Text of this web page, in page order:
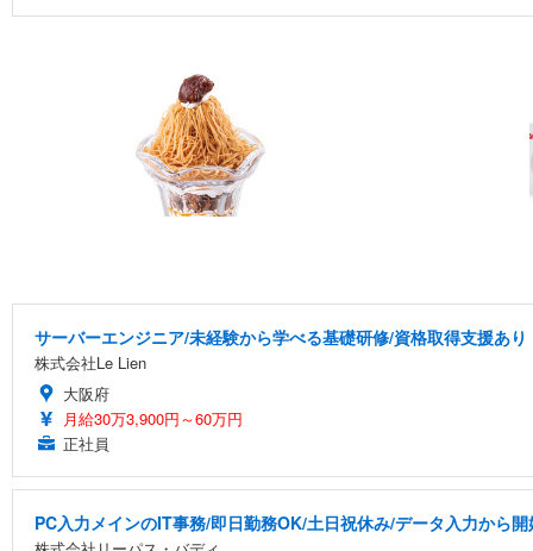
サーバーエンジニア/未経験から学べる基礎研修/資格取得支援あり
株式会社Le Lien
大阪府
月給30万3,900円～60万円
正社員
PC入力メインのIT事務/即日勤務OK/土日祝休み/データ入力から開